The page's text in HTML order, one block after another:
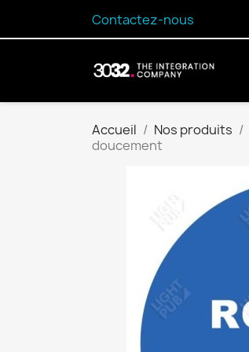
Contactez-nous
Accueil Nos produits
doucement